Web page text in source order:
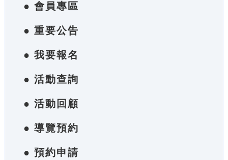
● 會員專區
● 重要公告
● 我要報名
● 活動查詢
● 活動回顧
● 導覽預約
● 預約申請